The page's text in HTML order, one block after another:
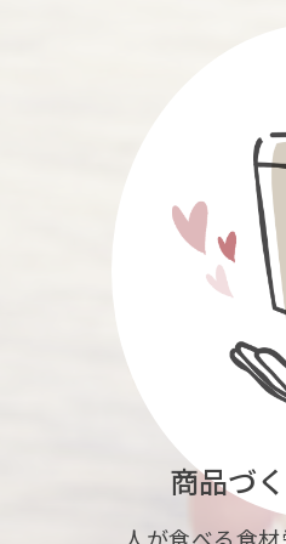
商品づ
人が食べる食